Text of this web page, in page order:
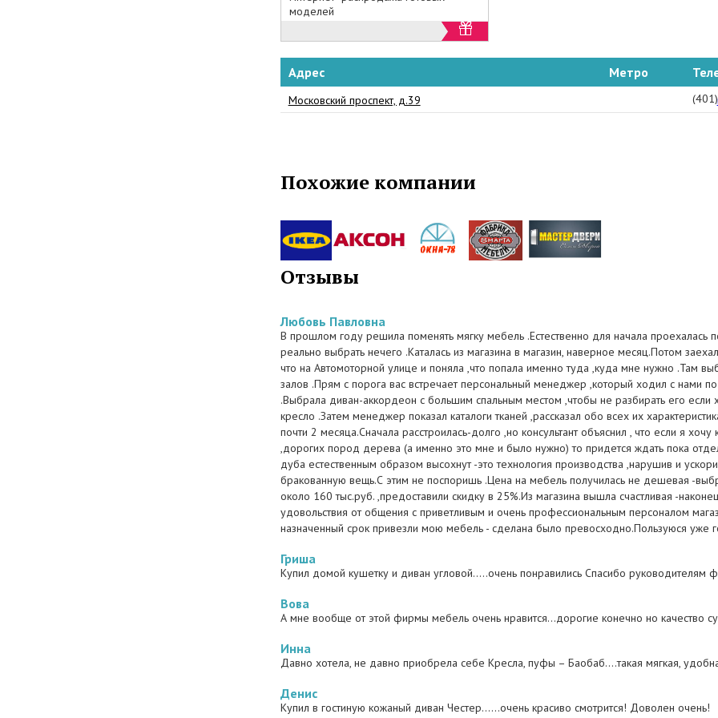
распродажи уже готовой мебели из складской программы.
моделей
Адрес Метро
Московский проспект, д.39
Похожие компании
Отзывы
Любовь Павловна
В прошлом году решила поменять мягку мебель .Естественно для начала проехалась
реально выбрать нечего .Каталась из магазина в магазин, наверное месяц.Потом
что на Автомоторной улице и поняла ,что попала именно туда ,куда мне нужно .Там
залов .Прям с порога вас встречает персональный менеджер ,который ходил с нами
.Выбрала диван-аккордеон с большим спальным местом ,чтобы не разбирать его если
кресло .Затем менеджер показал каталоги тканей ,рассказал обо всех их
почти 2 месяца.Сначала расстроилась-долго ,но консультант объяснил , что если я
,дорогих пород дерева (а именно это мне и было нужно) то придется ждать пока
дуба естественным образом высохнут -это технология производства ,нарушив и
бракованную вещь.С этим не поспоришь .Цена на мебель получилась не дешевая -
около 160 тыс.руб. ,предоставили скидку в 25%.Из магазина вышла счастливая -
удовольствия от общения с приветливым и очень профессиональным персоналом
назначенный срок привезли мою мебель - сделана было превосходно.Пользуюся уже
Гриша
Купил домой кушетку и диван угловой.....очень понравились Спасибо руководителям
Вова
А мне вообще от этой фирмы мебель очень нравится...дорогие конечно но качество
Инна
Давно хотела, не давно приобрела себе Кресла, пуфы – Баобаб....такая мягкая,
Денис
Купил в гостиную кожаный диван Честер......очень красиво смотрится! Доволен очень!